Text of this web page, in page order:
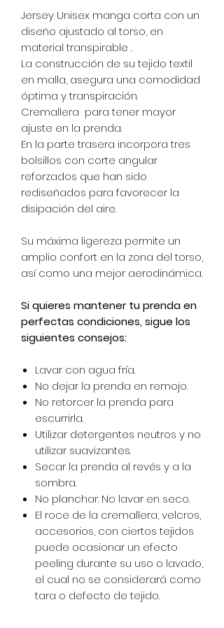
Jersey Unisex manga corta con un
diseño ajustado al torso, en
material transpirable .
La construcción de su tejido textil
en malla, asegura una comodidad
óptima y transpiración.
Cremallera para tener mayor
ajuste en la prenda.
En la parte trasera incorpora tres
bolsillos con corte angular
reforzados que han sido
rediseñados para favorecer la
disipación del aire.
Su máxima ligereza permite un
amplio confort en la zona del torso,
así como una mejor aerodinámica.
Si quieres mantener tu prenda en
perfectas condiciones, sigue los
siguientes consejos:
Lavar con agua fría.
No dejar la prenda en remojo.
No retorcer la prenda para
escurrirla.
Utilizar detergentes neutros y no
utilizar suavizantes.
Secar la prenda al revés y a la
sombra.
No planchar. No lavar en seco.
El roce de la cremallera, velcros,
accesorios, con ciertos tejidos
puede ocasionar un efecto
peeling durante su uso o lavado,
el cual no se considerará como
tara o defecto de tejido.